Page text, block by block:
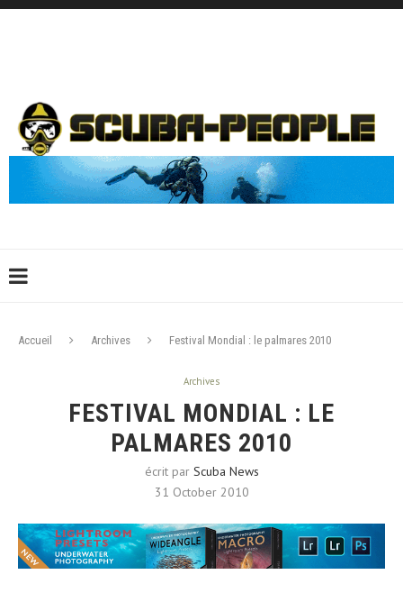
Accueil Archives Festival Mondial : le palmares 2010
Archives
FESTIVAL MONDIAL : LE
PALMARES 2010
écrit par Scuba News
31 October 2010